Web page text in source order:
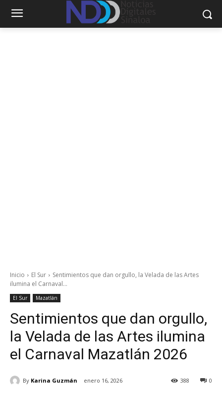
Inicio El Sur
Sentimientos que dan orgullo, la Velada de las Artes
ilumina el Carnaval...
El Sur Mazatlán
Sentimientos que dan orgullo,
la Velada de las Artes ilumina
el Carnaval Mazatlán 2026
By Karina Guzmán enero 16, 2026 0
388